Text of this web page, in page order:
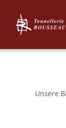
Suchen :
Unsere